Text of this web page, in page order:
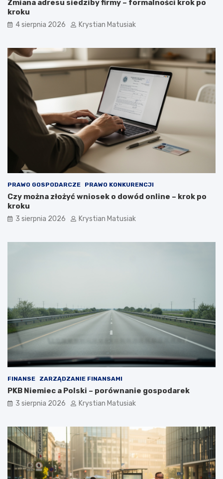
Zmiana adresu siedziby firmy – formalności krok po
kroku
4 sierpnia 2026 Krystian Matusiak
PRAWO GOSPODARCZE PRAWO KONKURENCJI
Czy można złożyć wniosek o dowód online – krok po
kroku
3 sierpnia 2026 Krystian Matusiak
FINANSE ZARZĄDZANIE FINANSAMI
PKB Niemiec a Polski – porównanie gospodarek
3 sierpnia 2026 Krystian Matusiak